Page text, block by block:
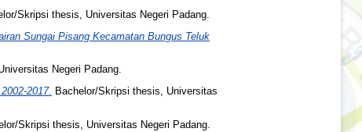
Skripsi thesis, Universitas Negeri Padang.
Sungai Pisang Kecamatan Bungus Teluk
Negeri Padang.
2017. Bachelor/Skripsi thesis, Universitas
Skripsi thesis, Universitas Negeri Padang.